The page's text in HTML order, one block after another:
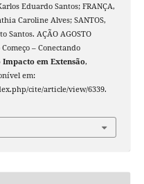
Eduardo Santos; FRANÇA,
Caroline Alves; SANTOS,
Santos. AÇÃO AGOSTO
– Conectando
Impacto em Extensão,
em:
cite/article/view/6339.